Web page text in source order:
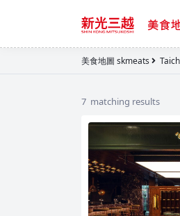
美食地圖 skmeats
7 matching results